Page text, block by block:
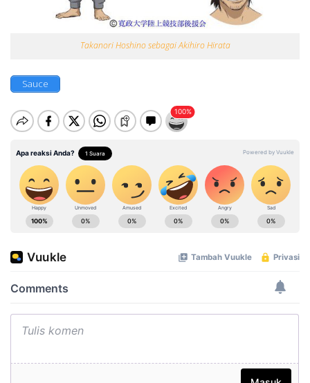
Takanori Hoshino sebagai Akihiro Hirata
Sauce